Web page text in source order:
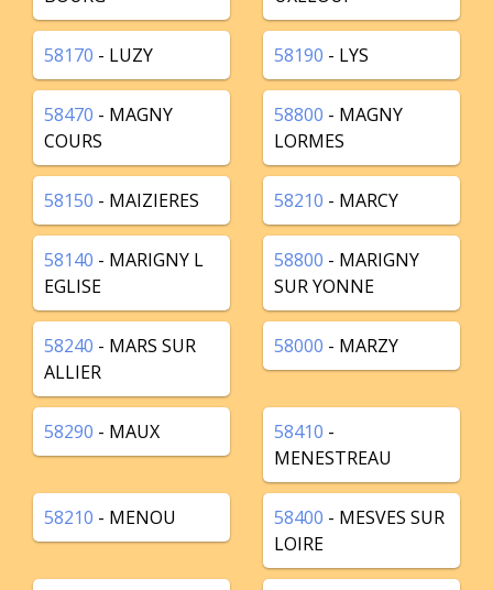
58170 - LUZY 58190 - LYS
58470 - MAGNY
COURS
58800 - MAGNY
LORMES
58150 - MAIZIERES 58210 - MARCY
58140 - MARIGNY L
EGLISE
58800 - MARIGNY
SUR YONNE
58240 - MARS SUR
ALLIER
58000 - MARZY
58290 - MAUX 58410 -
MENESTREAU
58210 - MENOU 58400 - MESVES SUR
LOIRE